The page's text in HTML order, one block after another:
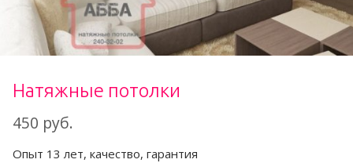
Натяжные потолки
450 руб.
Опыт 13 лет, качество, гарантия